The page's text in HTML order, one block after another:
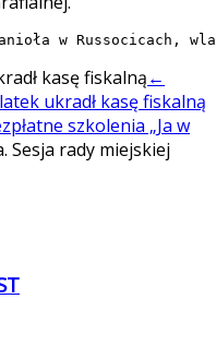
w Russocicach,
←
ukradł kasę fiskalną
szkolenia „Ja w